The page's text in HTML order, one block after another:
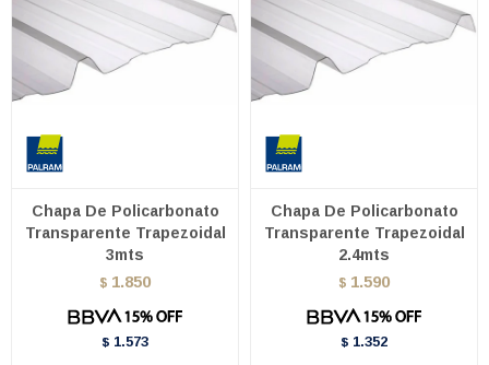
Chapa De Policarbonato
Transparente Trapezoidal
3mts
$ 1.850
$ 1.573
Chapa De Policarbonato
Transparente Trapezoidal
2.4mts
$ 1.590
$ 1.352